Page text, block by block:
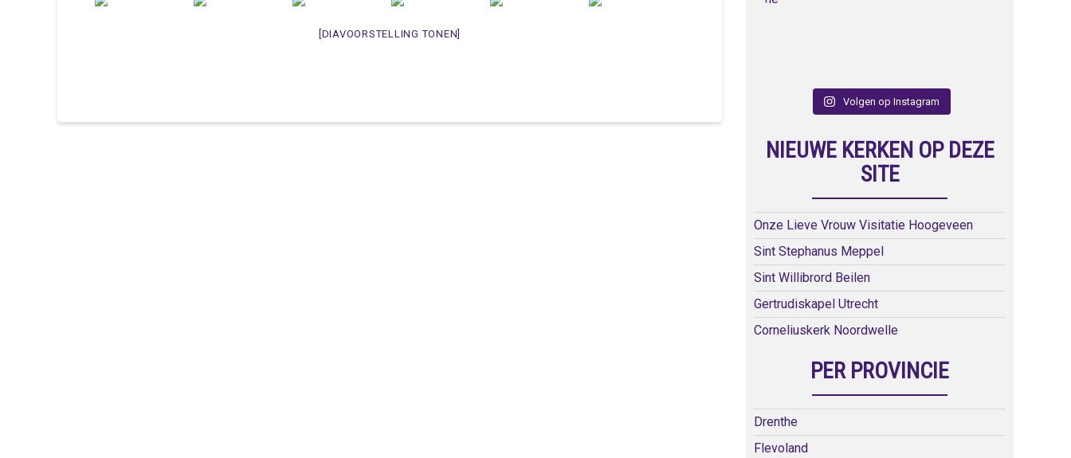
[DIAVOORSTELLING TONEN]
Volgen op Instagram
NIEUWE KERKEN OP DEZE
SITE
Onze Lieve Vrouw Visitatie Hoogeveen
Sint Stephanus Meppel
Sint Willibrord Beilen
Gertrudiskapel Utrecht
Corneliuskerk Noordwelle
PER PROVINCIE
Drenthe
Flevoland